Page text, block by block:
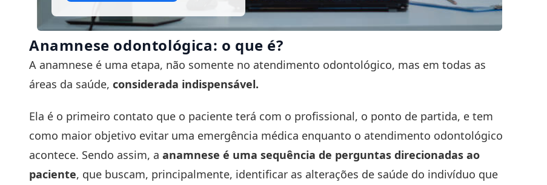
Anamnese odontológica: o que é?
A anamnese é uma etapa, não somente no atendimento odontológico, mas em todas as
áreas da saúde, considerada indispensável.
Ela é o primeiro contato que o paciente terá com o profissional, o ponto de partida, e tem
como maior objetivo evitar uma emergência médica enquanto o atendimento odontológico
acontece. Sendo assim, a anamnese é uma sequência de perguntas direcionadas ao
paciente, que buscam, principalmente, identificar as alterações de saúde do indivíduo que